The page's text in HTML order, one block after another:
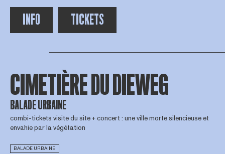
INFO TICKETS
CIMETIÈRE DU DIEWEG
BALADE URBAINE
combi-tickets visite du site + concert : une ville morte silencieuse et
envahie par la végétation
BALADE URBAINE